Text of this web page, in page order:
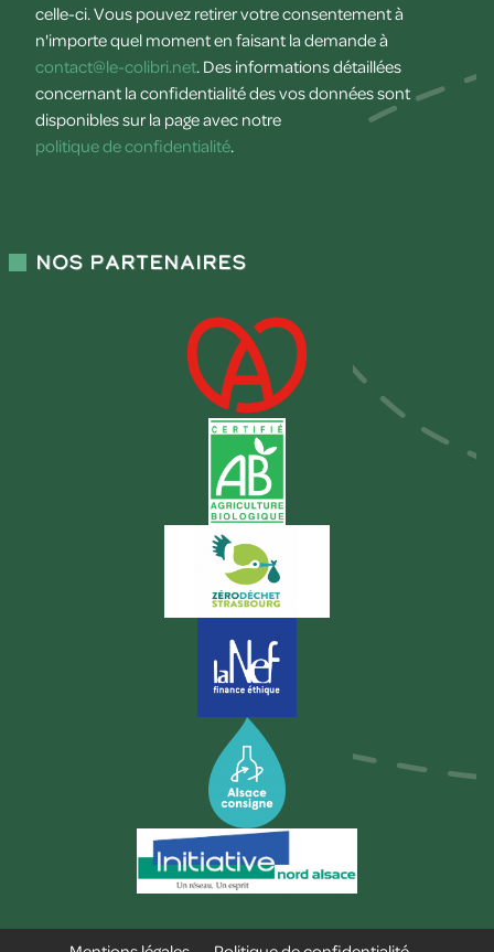
celle-ci. Vous pouvez retirer votre consentement à
n'importe quel moment en faisant la demande à
contact@le-colibri.net. Des informations détaillées
concernant la confidentialité des vos données sont
disponibles sur la page avec notre
politique de confidentialité.
Nos partenaires